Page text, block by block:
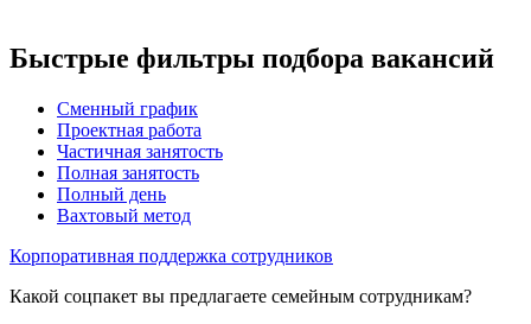
Быстрые фильтры подбора вакансий
Сменный график
Проектная работа
Частичная занятость
Полная занятость
Полный день
Вахтовый метод
Корпоративная поддержка сотрудников
Какой соцпакет вы предлагаете семейным сотрудникам?